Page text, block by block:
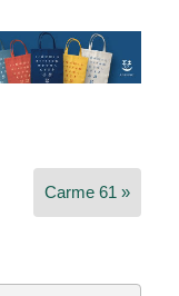
Carme 61 »